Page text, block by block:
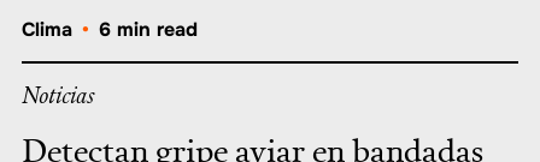
Clima • 6 min read
Noticias
Detectan gripe aviar en bandadas